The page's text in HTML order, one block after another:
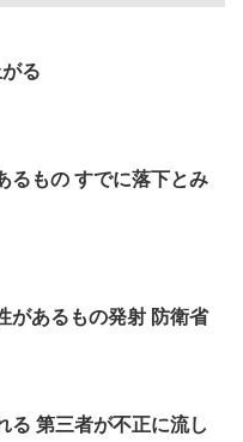
る
るもの すでに落下とみ
があるもの発射 防衛省
る 第三者が不正に流し